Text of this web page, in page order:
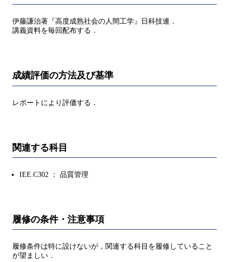
伊藤謙治著『高度成熟社会の人間工学』日科技連．
講義資料を毎回配布する．
成績評価の方法及び基準
レポートにより評価する．
関連する科目
IEE.C302 ： 品質管理
履修の条件・注意事項
履修条件は特に設けないが，関連する科目を履修していること
が望ましい．